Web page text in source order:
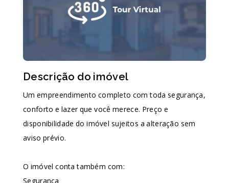
Descrição do imóvel
Um empreendimento completo com toda segurança,
conforto e lazer que você merece. Preço e
disponibilidade do imóvel sujeitos a alteração sem
aviso prévio.
O imóvel conta também com:
Segurança